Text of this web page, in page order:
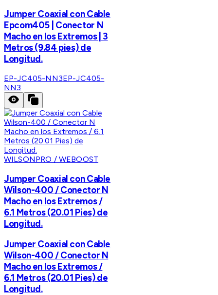
Jumper Coaxial con Cable
Epcom405 | Conector N
Macho en los Extremos | 3
Metros (9.84 pies) de
Longitud.
EP-JC405-NN3EP-JC405-
NN3
WILSONPRO / WEBOOST
Jumper Coaxial con Cable
Wilson-400 / Conector N
Macho en los Extremos /
6.1 Metros (20.01 Pies) de
Longitud.
Jumper Coaxial con Cable
Wilson-400 / Conector N
Macho en los Extremos /
6.1 Metros (20.01 Pies) de
Longitud.